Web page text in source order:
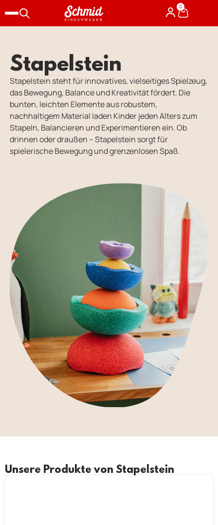
0
Stapelstein
Stapelstein steht für innovatives, vielseitiges Spielzeug,
das Bewegung, Balance und Kreativität fördert. Die
bunten, leichten Elemente aus robustem,
nachhaltigem Material laden Kinder jeden Alters zum
Stapeln, Balancieren und Experimentieren ein. Ob
drinnen oder draußen – Stapelstein sorgt für
spielerische Bewegung und grenzenlosen Spaß.
Unsere Produkte von Stapelstein